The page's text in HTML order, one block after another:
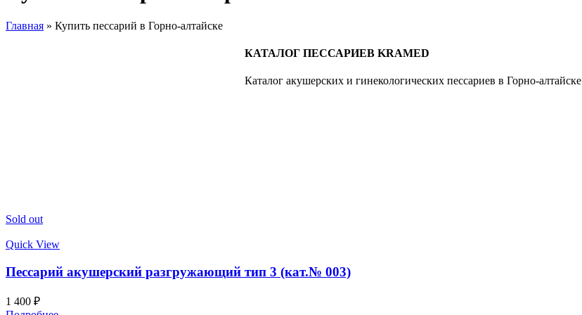
Главная » Купить пессарий в Горно-алтайске
КАТАЛОГ ПЕССАРИЕВ KRAMED
Каталог акушерских и гинекологических пессариев в Горно-алтайске
Sold out
Quick View
Пессарий акушерский разгружающий тип 3 (кат.№ 003)
1 400 ₽